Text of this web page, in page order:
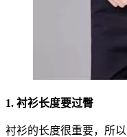
1. 衬衫长度要过臀
衬衫的长度很重要，所